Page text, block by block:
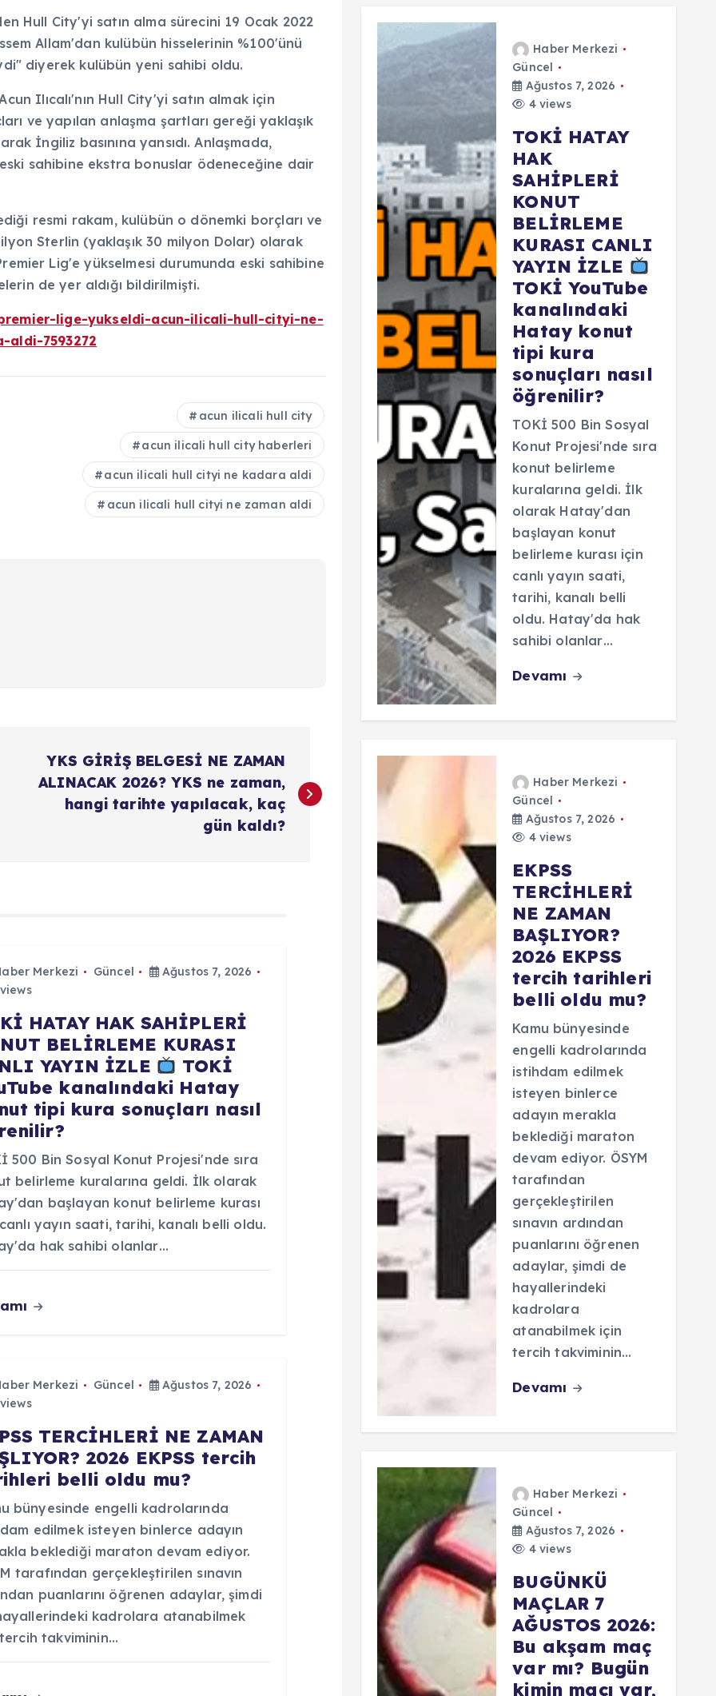
Hull City'yi satın alma sürecini 19 Ocak 2022
Allam'dan kulübün hisselerinin %100'ünü
diyerek kulübün yeni sahibi oldu.
Ilıcalı'nın Hull City'yi satın almak için
ve yapılan anlaşma şartları gereği yaklaşık
İngiliz basınına yansıdı. Anlaşmada,
sahibine ekstra bonuslar ödeneceğine dair
resmi rakam, kulübün o dönemki borçları ve
Sterlin (yaklaşık 30 milyon Dolar) olarak
Lig'e yükselmesi durumunda eski sahibine
de yer aldığı bildirilmişti.
lige-yukseldi-acun-ilicali-hull-cityi-ne-
7593272
acun ilicali hull city
acun ilicali hull city haberleri
acun ilicali hull cityi ne kadara aldi
acun ilicali hull cityi ne zaman aldi
YKS GİRİŞ BELGESİ NE ZAMAN
ALINACAK 2026? YKS ne zaman,
hangi tarihte yapılacak, kaç
gün kaldı?
Merkezi Güncel
Ağustos 7, 2026
HATAY HAK SAHİPLERİ
BELİRLEME KURASI
YAYIN İZLE
TOKİ
kanalındaki Hatay
tipi kura sonuçları nasıl
500 Bin Sosyal Konut Projesi'nde sıra
belirleme kuralarına geldi. İlk olarak
başlayan konut belirleme kurası
yayın saati, tarihi, kanalı belli oldu.
hak sahibi olanlar…
Merkezi Güncel
Ağustos 7, 2026
TERCİHLERİ NE ZAMAN
2026 EKPSS tercih
belli oldu mu?
bünyesinde engelli kadrolarında
edilmek isteyen binlerce adayın
beklediği maraton devam ediyor.
tarafından gerçekleştirilen sınavın
puanlarını öğrenen adaylar, şimdi
kadrolara atanabilmek
takviminin…
Haber Merkezi
Güncel
Ağustos 7, 2026
4 views
TOKİ HATAY
HAK
SAHİPLERİ
KONUT
BELİRLEME
KURASI CANLI
YAYIN İZLE
TOKİ YouTube
kanalındaki
Hatay konut
tipi kura
sonuçları nasıl
öğrenilir?
TOKİ 500 Bin Sosyal
Konut Projesi'nde sıra
konut belirleme
kuralarına geldi. İlk
olarak Hatay'dan
başlayan konut
belirleme kurası için
canlı yayın saati,
tarihi, kanalı belli
oldu. Hatay'da hak
sahibi olanlar…
Devamı
Haber Merkezi
Güncel
Ağustos 7, 2026
4 views
EKPSS
TERCİHLERİ
NE ZAMAN
BAŞLIYOR?
2026 EKPSS
tercih tarihleri
belli oldu mu?
Kamu bünyesinde
engelli kadrolarında
istihdam edilmek
isteyen binlerce
adayın merakla
beklediği maraton
devam ediyor. ÖSYM
tarafından
gerçekleştirilen
sınavın ardından
puanlarını öğrenen
adaylar, şimdi de
hayallerindeki
kadrolara
atanabilmek için
tercih takviminin…
Devamı
Haber Merkezi
Güncel
Ağustos 7, 2026
4 views
BUGÜNKÜ
MAÇLAR 7
AĞUSTOS 2026:
Bu akşam maç
var mı? Bugün
kimin maçı var,